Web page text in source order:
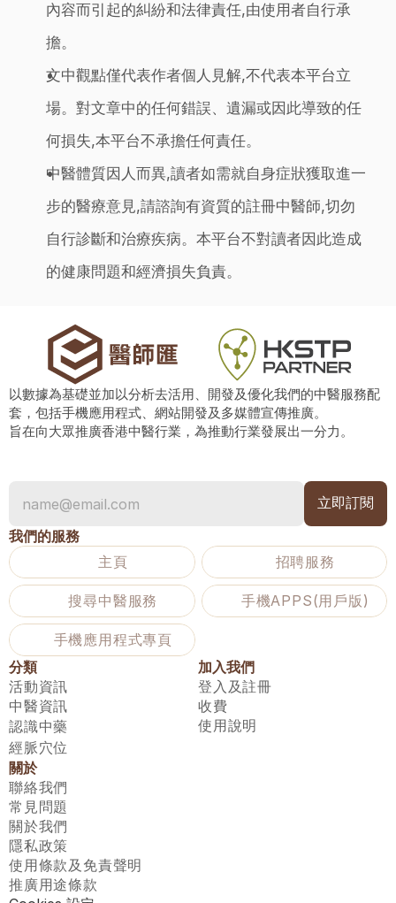
內容而引起的糾紛和法律責任,由使用者自行承
擔。
文中觀點僅代表作者個人見解,不代表本平台立
場。對文章中的任何錯誤、遺漏或因此導致的任
何損失,本平台不承擔任何責任。
中醫體質因人而異,讀者如需就自身症狀獲取進一
步的醫療意見,請諮詢有資質的註冊中醫師,切勿
自行診斷和治療疾病。本平台不對讀者因此造成
的健康問題和經濟損失負責。
以數據為基礎並加以分析去活用、開發及優化我們的中醫服務配
套，包括手機應用程式、網站開發及多媒體宣傳推廣。
旨在向大眾推廣香港中醫行業，為推動行業發展出一分力。
我們的服務
主頁
招聘服務
搜尋中醫服務 手機APPS(用戶版)
手機應用程式專頁
分類
活動資訊
中醫資訊
認識中藥
經脈穴位
加入我們
登入及註冊
收費
使用說明
關於
聯絡我們
常見問題
關於我們
隱私政策
使用條款及免責聲明
推廣用途條款